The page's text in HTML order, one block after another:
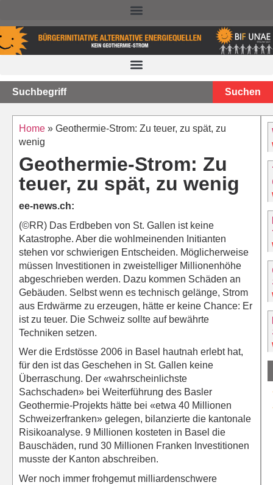
Suchen
Home » Geothermie-Strom: Zu teuer, zu spät, zu
wenig
Geothermie-Strom: Zu
teuer, zu spät, zu wenig
ee-news.ch:
(©RR) Das Erdbeben von St. Gallen ist keine
Katastrophe. Aber die wohlmeinenden Initianten
stehen vor schwierigen Entscheiden. Möglicherweise
müssen Investitionen in zweistelliger Millionenhöhe
abgeschrieben werden. Dazu kommen Schäden an
Gebäuden. Selbst wenn es technisch gelänge, Strom
aus Erdwärme zu erzeugen, hätte er keine Chance: Er
ist zu teuer. Die Schweiz sollte auf bewährte
Techniken setzen.
Wer die Erdstösse 2006 in Basel hautnah erlebt hat,
für den ist das Geschehen in St. Gallen keine
Überraschung. Der «wahrscheinlichste
Sachschaden» bei Weiterführung des Basler
Geothermie-Projekts hätte bei «etwa 40 Millionen
Schweizerfranken» gelegen, bilanzierte die kantonale
Risikoanalyse. 9 Millionen kosteten in Basel die
Bauschäden, rund 30 Millionen Franken Investitionen
musste der Kanton abschreiben.
Wer noch immer frohgemut milliardenschwere